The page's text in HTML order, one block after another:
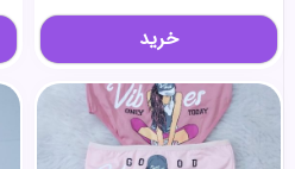
خرید